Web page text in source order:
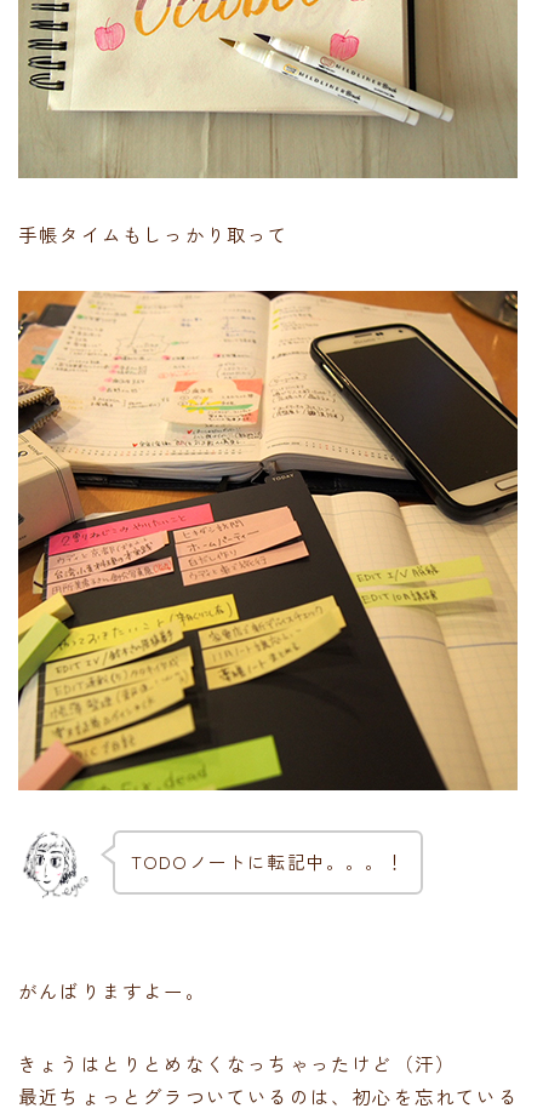
手帳タイムもしっかり取って
TODOノートに転記中。。。！
がんばりますよー。
きょうはとりとめなくなっちゃったけど（汗）
最近ちょっとグラついているのは、初心を忘れている